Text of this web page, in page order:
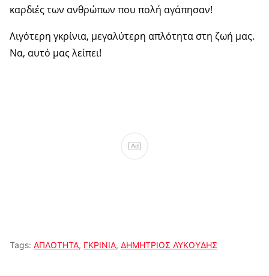
καρδιές των ανθρώπων που πολή αγάπησαν!
Λιγότερη γκρίνια, μεγαλύτερη απλότητα στη ζωή μας.
Να, αυτό μας λείπει!
Ad
Tags: ΑΠΛΟΤΗΤΑ, ΓΚΡΙΝΙΑ, ΔΗΜΗΤΡΙΟΣ ΛΥΚΟΥΔΗΣ